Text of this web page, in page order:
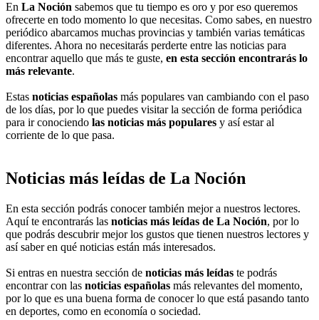
En La Noción sabemos que tu tiempo es oro y por eso queremos
ofrecerte en todo momento lo que necesitas. Como sabes, en nuestro
periódico abarcamos muchas provincias y también varias temáticas
diferentes. Ahora no necesitarás perderte entre las noticias para
encontrar aquello que más te guste, en esta sección encontrarás lo
más relevante.
Estas noticias españolas más populares van cambiando con el paso
de los días, por lo que puedes visitar la sección de forma periódica
para ir conociendo las noticias más populares y así estar al
corriente de lo que pasa.
Noticias más leídas de La Noción
En esta sección podrás conocer también mejor a nuestros lectores.
Aquí te encontrarás las noticias más leídas de La Noción, por lo
que podrás descubrir mejor los gustos que tienen nuestros lectores y
así saber en qué noticias están más interesados.
Si entras en nuestra sección de noticias más leídas te podrás
encontrar con las noticias españolas más relevantes del momento,
por lo que es una buena forma de conocer lo que está pasando tanto
en deportes, como en economía o sociedad.